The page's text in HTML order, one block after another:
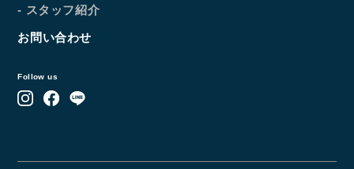
- スタッフ紹介
お問い合わせ
Follow us